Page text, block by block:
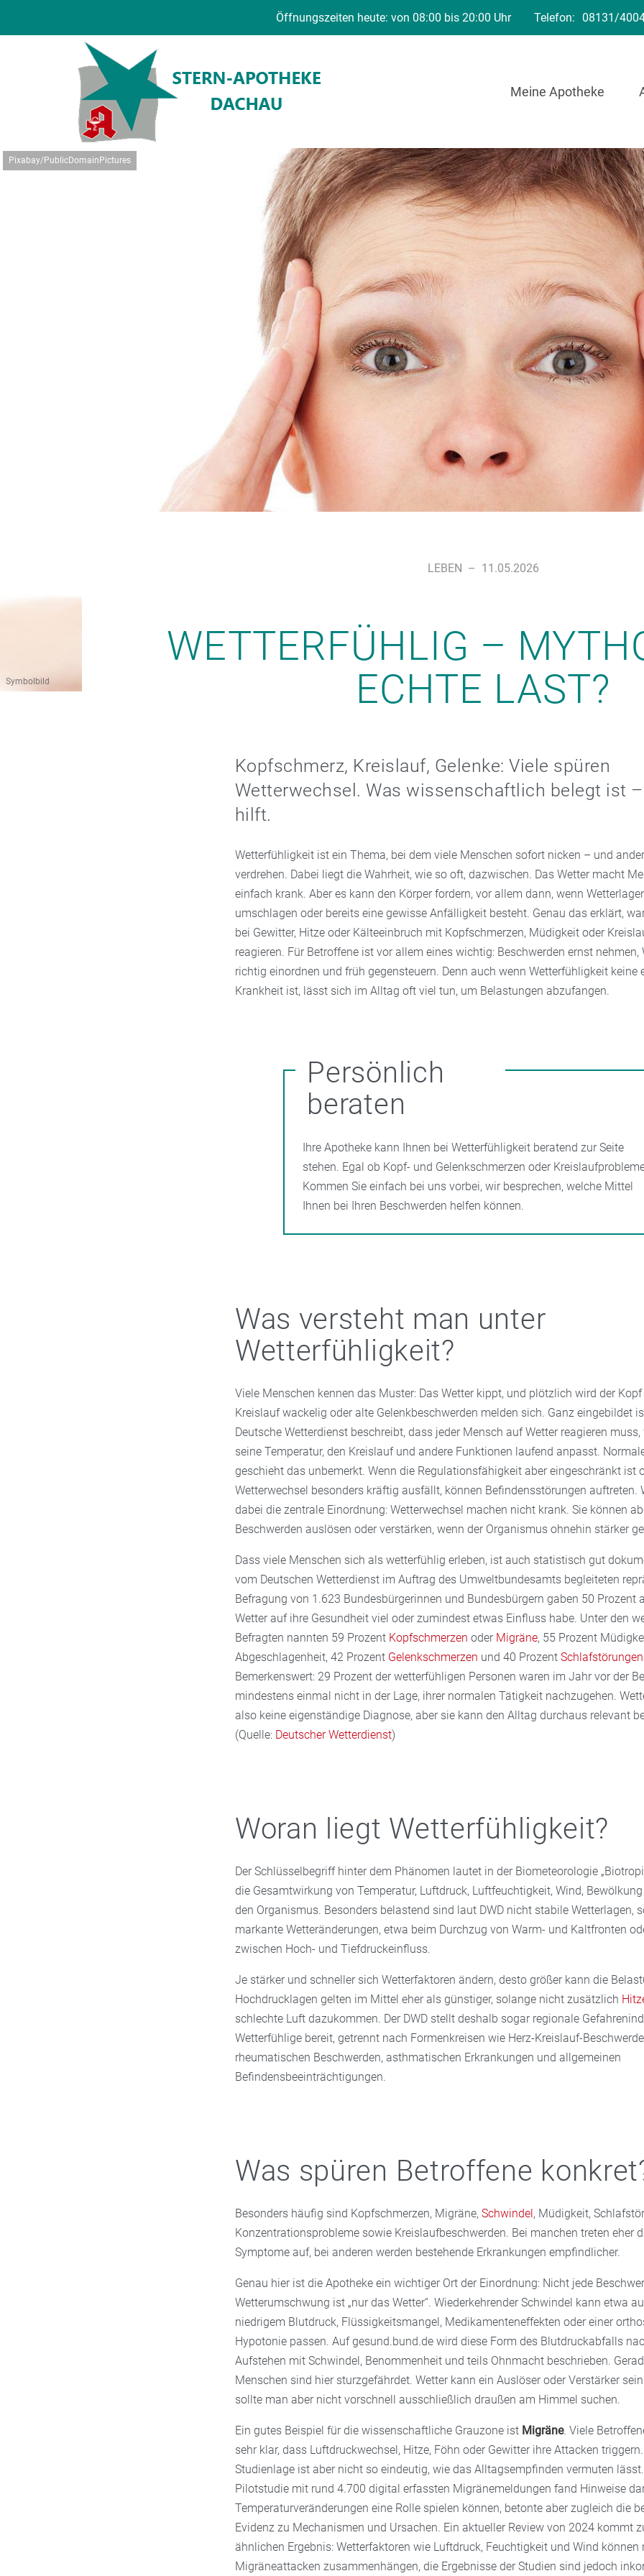
Öffnungszeiten heute: von 08:00 bis 20:00 Uhr Telefon: 08131/
Meine Apotheke
Pixabay/PublicDomainPictures
Symbolbild
LEBEN – 11.05.2026
WETTERFÜHLIG –
ECHTE LAST?
Kopfschmerz, Kreislauf, Gelenke: Viele spüren
Wetterwechsel. Was wissenschaftlich belegt ist
hilft.
Wetterfühligkeit ist ein Thema, bei dem viele Menschen sofort nicken – und
verdrehen. Dabei liegt die Wahrheit, wie so oft, dazwischen. Das Wetter macht
einfach krank. Aber es kann den Körper fordern, vor allem dann, wenn
umschlagen oder bereits eine gewisse Anfälligkeit besteht. Genau das erklärt,
bei Gewitter, Hitze oder Kälteeinbruch mit Kopfschmerzen, Müdigkeit oder
reagieren. Für Betroffene ist vor allem eines wichtig: Beschwerden ernst nehmen,
richtig einordnen und früh gegensteuern. Denn auch wenn Wetterfühligkeit keine
Krankheit ist, lässt sich im Alltag oft viel tun, um Belastungen abzufangen.
Persönlich
beraten
Ihre Apotheke kann Ihnen bei Wetterfühligkeit beratend zur Seite
stehen. Egal ob Kopf- und Gelenkschmerzen oder
Kommen Sie einfach bei uns vorbei, wir besprechen, welche Mittel
Ihnen bei Ihren Beschwerden helfen können.
Was versteht man unter
Wetterfühligkeit?
Viele Menschen kennen das Muster: Das Wetter kippt, und plötzlich wird der Kopf
Kreislauf wackelig oder alte Gelenkbeschwerden melden sich. Ganz eingebildet
Deutsche Wetterdienst beschreibt, dass jeder Mensch auf Wetter reagieren muss,
seine Temperatur, den Kreislauf und andere Funktionen laufend anpasst.
geschieht das unbemerkt. Wenn die Regulationsfähigkeit aber eingeschränkt ist
Wetterwechsel besonders kräftig ausfällt, können Befindensstörungen auftreten.
dabei die zentrale Einordnung: Wetterwechsel machen nicht krank. Sie können
Beschwerden auslösen oder verstärken, wenn der Organismus ohnehin stärker
Dass viele Menschen sich als wetterfühlig erleben, ist auch statistisch gut
vom Deutschen Wetterdienst im Auftrag des Umweltbundesamts begleiteten
Befragung von 1.623 Bundesbürgerinnen und Bundesbürgern gaben 50 Prozent
Wetter auf ihre Gesundheit viel oder zumindest etwas Einfluss habe. Unter den
Befragten nannten 59 Prozent Kopfschmerzen oder Migräne, 55 Prozent
Abgeschlagenheit, 42 Prozent Gelenkschmerzen und 40 Prozent Schlafstörungen
Bemerkenswert: 29 Prozent der wetterfühligen Personen waren im Jahr vor der
mindestens einmal nicht in der Lage, ihrer normalen Tätigkeit nachzugehen.
also keine eigenständige Diagnose, aber sie kann den Alltag durchaus relevant
(Quelle: Deutscher Wetterdienst)
Woran liegt Wetterfühligkeit?
Der Schlüsselbegriff hinter dem Phänomen lautet in der Biometeorologie
die Gesamtwirkung von Temperatur, Luftdruck, Luftfeuchtigkeit, Wind,
den Organismus. Besonders belastend sind laut DWD nicht stabile Wetterlagen,
markante Wetteränderungen, etwa beim Durchzug von Warm- und Kaltfronten
zwischen Hoch- und Tiefdruckeinfluss.
Je stärker und schneller sich Wetterfaktoren ändern, desto größer kann die
Hochdrucklagen gelten im Mittel eher als günstiger, solange nicht zusätzlich
schlechte Luft dazukommen. Der DWD stellt deshalb sogar regionale
Wetterfühlige bereit, getrennt nach Formenkreisen wie Herz-Kreislauf-
rheumatischen Beschwerden, asthmatischen Erkrankungen und allgemeinen
Befindensbeeinträchtigungen.
Was spüren Betroffene
Besonders häufig sind Kopfschmerzen, Migräne, Schwindel, Müdigkeit,
Konzentrationsprobleme sowie Kreislaufbeschwerden. Bei manchen treten eher
Symptome auf, bei anderen werden bestehende Erkrankungen empfindlicher.
Genau hier ist die Apotheke ein wichtiger Ort der Einordnung: Nicht jede
Wetterumschwung ist „nur das Wetter“. Wiederkehrender Schwindel kann etwa
niedrigem Blutdruck, Flüssigkeitsmangel, Medikamenteneffekten oder einer
Hypotonie passen. Auf gesund.bund.de wird diese Form des Blutdruckabfalls
Aufstehen mit Schwindel, Benommenheit und teils Ohnmacht beschrieben.
Menschen sind hier sturzgefährdet. Wetter kann ein Auslöser oder Verstärker
sollte man aber nicht vorschnell ausschließlich draußen am Himmel suchen.
Ein gutes Beispiel für die wissenschaftliche Grauzone ist Migräne. Viele
sehr klar, dass Luftdruckwechsel, Hitze, Föhn oder Gewitter ihre Attacken
Studienlage ist aber nicht so eindeutig, wie das Alltagsempfinden vermuten
Pilotstudie mit rund 4.700 digital erfassten Migränemeldungen fand Hinweise
Temperaturveränderungen eine Rolle spielen können, betonte aber zugleich die
Evidenz zu Mechanismen und Ursachen. Ein aktueller Review von 2024 kommt
ähnlichen Ergebnis: Wetterfaktoren wie Luftdruck, Feuchtigkeit und Wind können
Migräneattacken zusammenhängen, die Ergebnisse der Studien sind jedoch